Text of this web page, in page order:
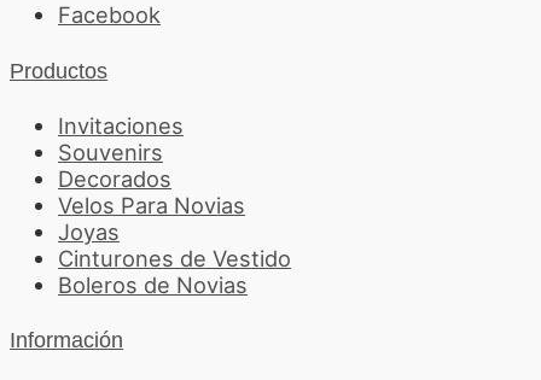
Facebook
Productos
Invitaciones
Souvenirs
Decorados
Velos Para Novias
Joyas
Cinturones de Vestido
Boleros de Novias
Información